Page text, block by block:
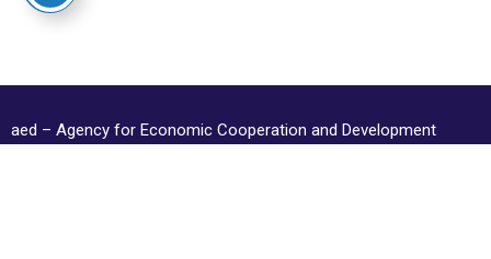
aed – Agency for Economic Cooperation and Development